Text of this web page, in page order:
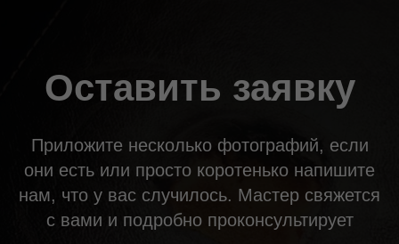
Оставить заявку
Приложите несколько фотографий, если
они есть или просто коротенько напишите
нам, что у вас случилось. Мастер свяжется
с вами и подробно проконсультирует